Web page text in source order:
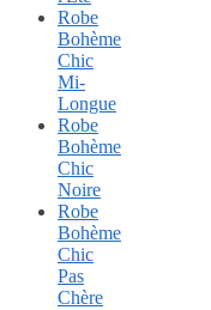
Robe
Bohème
Chic
Mi-
Longue
Robe
Bohème
Chic
Noire
Robe
Bohème
Chic
Pas
Chère